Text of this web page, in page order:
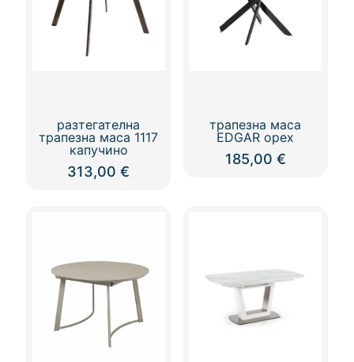
разтегателна
трапезна маса 1117
капучино
313,00€
трапезна маса
EDGAR орех
185,00 €